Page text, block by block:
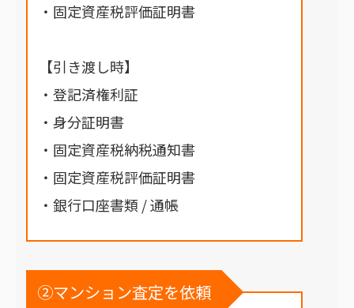
・固定資産税評価証明書
【引き渡し時】
・登記済権利証
・身分証明書
・固定資産税納税通知書
・固定資産税評価証明書
・銀行口座書類 / 通帳
②マンション査定を依頼